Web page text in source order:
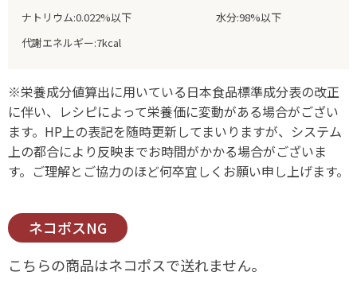
ナトリウム:0.022%以下
水分:98%以下
代謝エネルギー:7kcal
※栄養成分値算出に用いている日本食品標準成分表の改正
に伴い、レシピによって栄養価に変動がある場合がござい
ます。HP上の表記を随時更新してまいりますが、システム
上の都合により反映までお時間がかかる場合がございま
す。ご理解とご協力のほど何卒宜しくお願い申し上げます。
ネコポスNG
こちらの商品はネコポスで送れません。